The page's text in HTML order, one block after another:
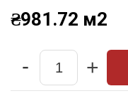
₴981.72 м2
Quantity
- +